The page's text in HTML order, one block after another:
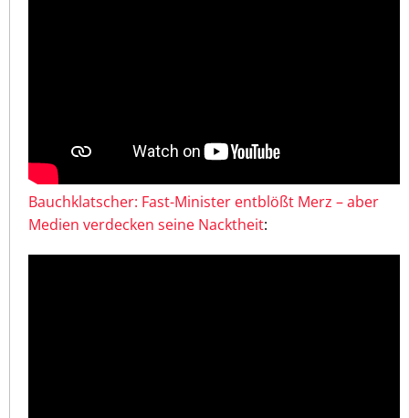
Bauchklatscher: Fast-Minister entblößt Merz – aber
Medien verdecken seine Nacktheit: